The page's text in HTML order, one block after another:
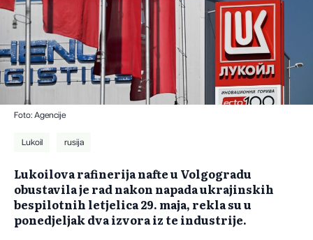
Foto: Agencije
Lukoil rusija
Lukoilova rafinerija nafte u Volgogradu
obustavila je rad nakon napada ukrajinskih
bespilotnih letjelica 29. maja, rekla su u
ponedjeljak dva izvora iz te industrije.